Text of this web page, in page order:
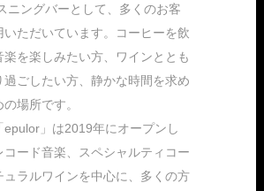
ニングバーとして、多くのお客
いただいています。コーヒーを飲
楽を楽しみたい方、ワインととも
過ごしたい方、静かな時間を求め
場所です。
epulor」は2019年にオープンし
コード音楽、スペシャルティコー
ュラルワインを中心に、多くの方